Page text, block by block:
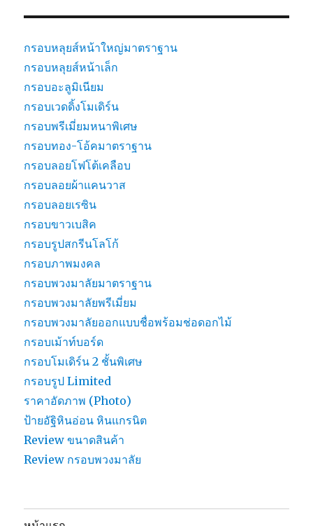
กรอบหลุยส์หน้าใหญ่มาตราฐาน
กรอบหลุยส์หน้าเล็ก
กรอบอะลูมิเนียม
กรอบเวดดิ้งโมเดิร์น
กรอบพรีเมี่ยมหนาพิเศษ
กรอบทอง-โอ้คมาตราฐาน
กรอบลอยโฟโต้เคลือบ
กรอบลอยผ้าแคนวาส
กรอบลอยเรซิน
กรอบขาวเบสิค
กรอบรูปสกรีนโลโก้
กรอบภาพมงคล
กรอบพวงมาลัยมาตราฐาน
กรอบพวงมาลัยพรีเมี่ยม
กรอบพวงมาลัยออกแบบชื่อพร้อมช่อดอกไม้
กรอบเม้าท์บอร์ด
กรอบโมเดิร์น 2 ชั้นพิเศษ
กรอบรูป Limited
ราคาอัดภาพ (Photo)
ป้ายอัฐิหินอ่อน หินแกรนิต
Review ขนาดสินค้า
Review กรอบพวงมาลัย